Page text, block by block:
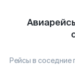
Рейсы в соседние